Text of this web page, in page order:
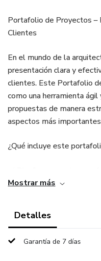
Portafolio de Proyectos –
Clientes
En el mundo de la
presentación clara y
clientes. Este Portafolio
como una herramienta
propuestas de manera
aspectos más
¿Qué incluye este
personalizar en InDesign,
una presentación clara y
✅ Ficha técnica del
Mostrar más
Detalles
Garantía de 7 días